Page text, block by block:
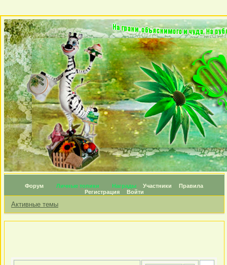
Форум Личные топики Награды Участники
Правила
Регистрация
Войти
Активные темы